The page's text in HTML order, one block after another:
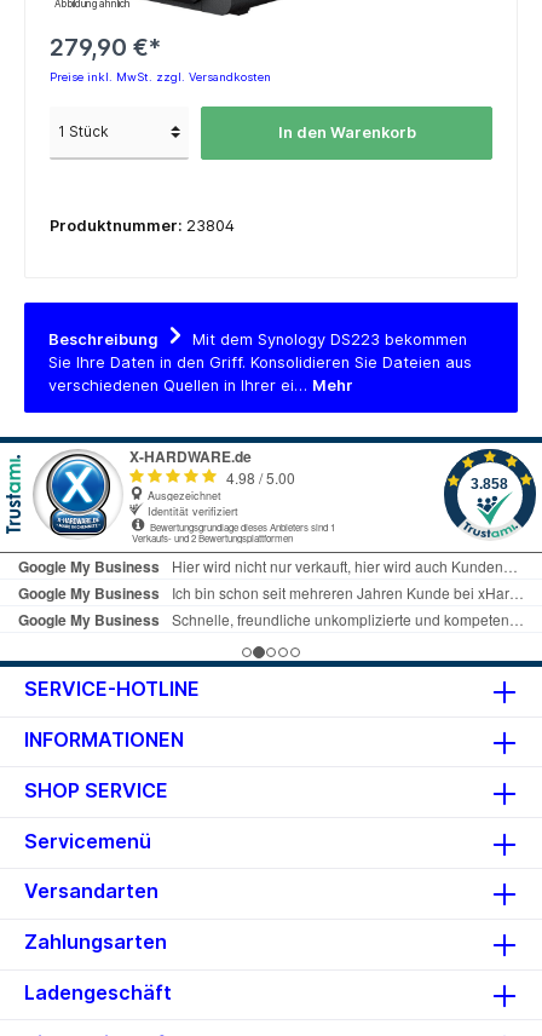
Abbildung ähnlich
279,90 €*
Preise inkl. MwSt. zzgl. Versandkosten
In den Warenkorb
Produktnummer: 23804
Beschreibung
Mit dem Synology DS223 bekommen
Sie Ihre Daten in den Griff. Konsolidieren Sie Dateien aus
verschiedenen Quellen in Ihrer ei… Mehr
SERVICE-HOTLINE
INFORMATIONEN
SHOP SERVICE
Servicemenü
Versandarten
Zahlungsarten
Ladengeschäft